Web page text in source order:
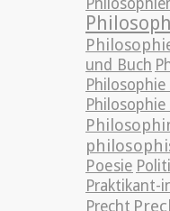
und Buch
Poesie
Praktikant-
Precht